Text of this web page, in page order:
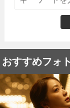
おすすめフォト